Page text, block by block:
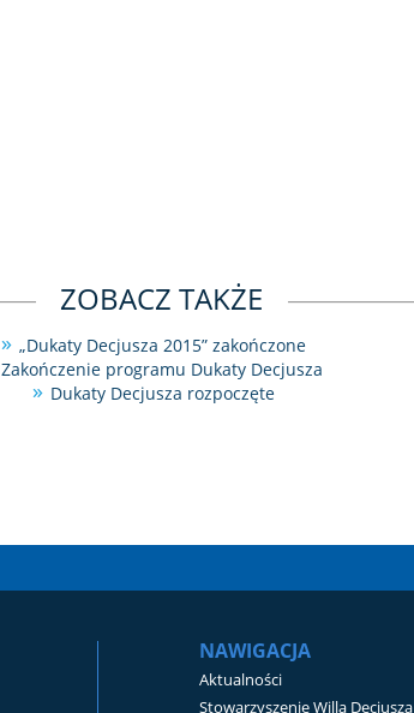
ZOBACZ TAKŻE
„Dukaty Decjusza 2015” zakończone
Zakończenie programu Dukaty Decjusza
Dukaty Decjusza rozpoczęte
NAWIGACJA
Aktualności
Stowarzyszenie Willa Decjusza